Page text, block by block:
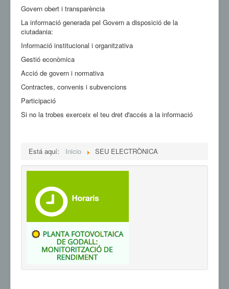
Govern obert i transparència
La informació generada pel Govern a disposició de la
ciutadania:
Informació institucional i organitzativa
Gestió econòmica
Acció de govern i normativa
Contractes, convenis i subvencions
Participació
Si no la trobes exerceix el teu dret d'accés a la informació
Está aquí: Inicio SEU ELECTRÒNICA